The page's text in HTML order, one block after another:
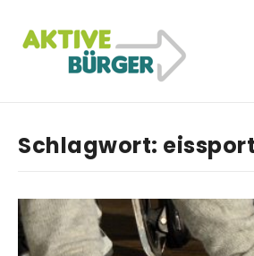
Schlagwort: